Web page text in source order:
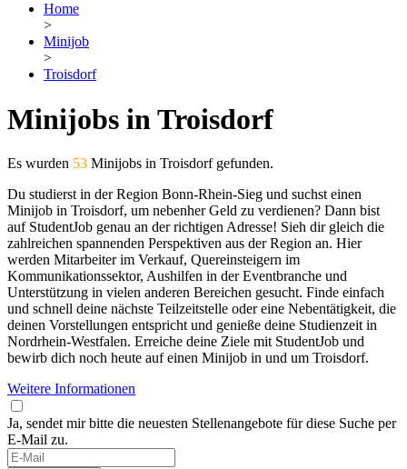
Home
>
Minijob
>
Troisdorf
Minijobs in Troisdorf
Es wurden 53 Minijobs in Troisdorf gefunden.
Du studierst in der Region Bonn-Rhein-Sieg und suchst einen
Minijob in Troisdorf, um nebenher Geld zu verdienen? Dann bist
auf StudentJob genau an der richtigen Adresse! Sieh dir gleich die
zahlreichen spannenden Perspektiven aus der Region an. Hier
werden Mitarbeiter im Verkauf, Quereinsteigern im
Kommunikationssektor, Aushilfen in der Eventbranche und
Unterstützung in vielen anderen Bereichen gesucht. Finde einfach
und schnell deine nächste Teilzeitstelle oder eine Nebentätigkeit, die
deinen Vorstellungen entspricht und genieße deine Studienzeit in
Nordrhein-Westfalen. Erreiche deine Ziele mit StudentJob und
bewirb dich noch heute auf einen Minijob in und um Troisdorf.
Weitere Informationen
Ja, sendet mir bitte die neuesten Stellenangebote für diese Suche per
E-Mail zu.